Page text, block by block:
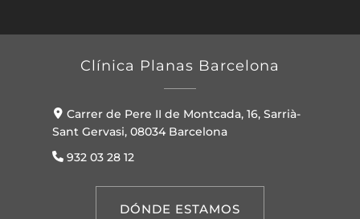
Clínica Planas Barcelona
Carrer de Pere II de Montcada, 16, Sarrià-
Sant Gervasi, 08034 Barcelona
932 03 28 12
DÓNDE ESTAMOS